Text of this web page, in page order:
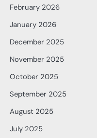
February 2026
January 2026
December 2025
November 2025
October 2025
September 2025
August 2025
July 2025